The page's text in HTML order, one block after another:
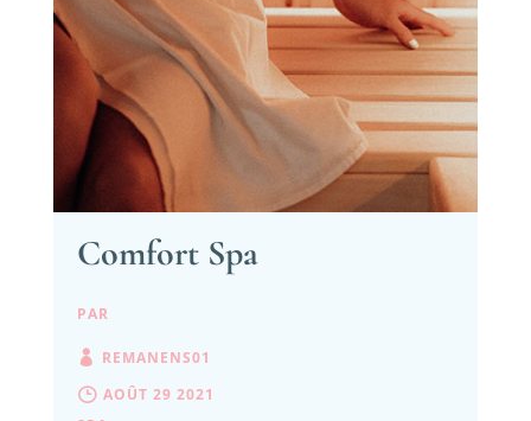
Comfort Spa
PAR
REMANENS01
AOÛT 29 2021